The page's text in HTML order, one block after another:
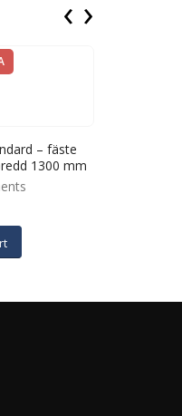
– fäste
1300 mm
‹ ›